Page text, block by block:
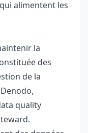
alimentent les
la
des
de la
quality